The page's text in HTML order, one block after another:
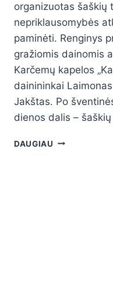
organizuotas šaškių
nepriklausomybės
paminėti. Renginys
gražiomis dainomis
Karčemų kapelos
dainininkai
Jakštas. Po
dienos dalis –
DAUGIAU